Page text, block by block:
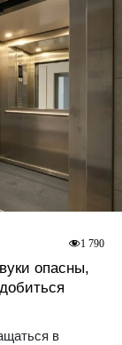
опасны,
в
1 790